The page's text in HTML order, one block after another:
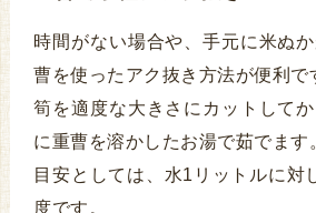
時間がない場合や、手元に米ぬ
曹を使ったアク抜き方法が便利で
筍を適度な大きさにカットして
に重曹を溶かしたお湯で茹でます
目安としては、水1リットルに対
度です。